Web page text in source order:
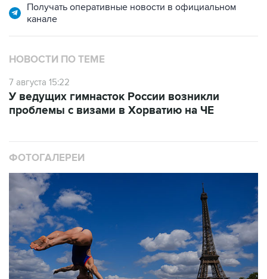
Получать оперативные новости в официальном
канале
НОВОСТИ ПО ТЕМЕ
7 августа 15:22
У ведущих гимнасток России возникли
проблемы с визами в Хорватию на ЧЕ
ФОТОГАЛЕРЕИ